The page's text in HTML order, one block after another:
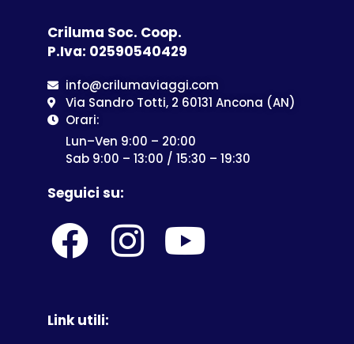
Criluma Soc. Coop.
P.Iva: 02590540429
info@crilumaviaggi.com
Via Sandro Totti, 2 60131 Ancona (AN)
Orari:
Lun–Ven 9:00 – 20:00
Sab 9:00 – 13:00 / 15:30 – 19:30
Seguici su:
Link utili: